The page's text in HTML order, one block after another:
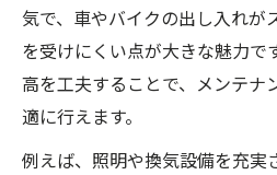
気で、車やバイクの出し入れが
を受けにくい点が大きな魅力で
高を工夫することで、メンテナ
適に行えます。
例えば、照明や換気設備を充実